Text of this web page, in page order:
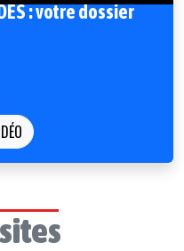
: votre dossier